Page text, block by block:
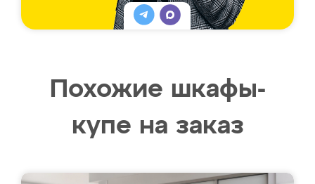
Похожие шкафы-
купе на заказ